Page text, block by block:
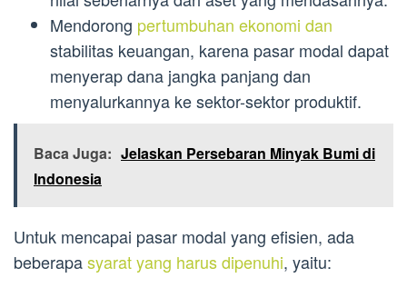
Mendorong pertumbuhan ekonomi dan
stabilitas keuangan, karena pasar modal dapat
menyerap dana jangka panjang dan
menyalurkannya ke sektor-sektor produktif.
Baca Juga: Jelaskan Persebaran Minyak Bumi di
Indonesia
Untuk mencapai pasar modal yang efisien, ada
beberapasyarat yang harus dipenuhi, yaitu: